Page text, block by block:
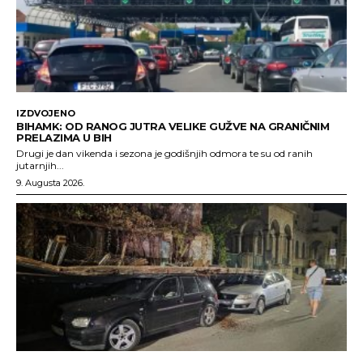
IZDVOJENO
BIHAMK: OD RANOG JUTRA VELIKE GUŽVE NA GRANIČNIM
PRELAZIMA U BIH
Drugi je dan vikenda i sezona je godišnjih odmora te su od ranih
jutarnjih...
9. Augusta 2026.